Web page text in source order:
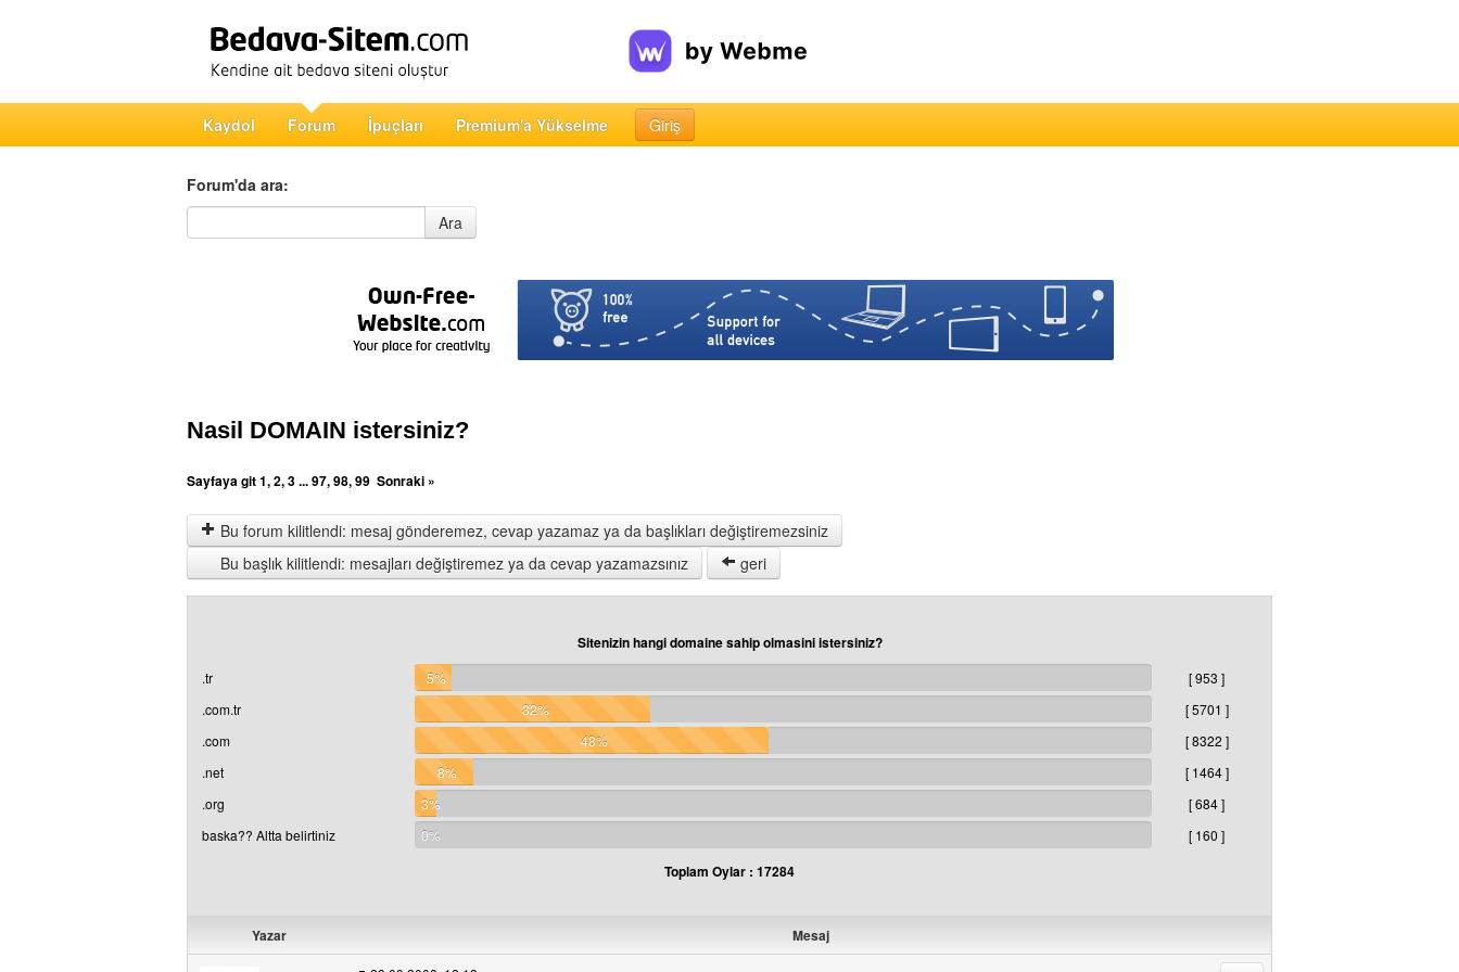
Kaydol Forum İpuçları Premium'a Yükselme Giriş
Forum'da ara:
Forum'da ara
Ara
Nasil DOMAIN istersiniz?
Sayfaya git1,2,3...97,98,99 Sonraki »
Bu forum kilitlendi: mesaj gönderemez, cevap yazamaz ya da başlıkları değiştiremezsiniz
Bu başlık kilitlendi: mesajları değiştiremez ya da cevap yazamazsınız
geri
Sitenizin hangi domaine sahip olmasini istersiniz?
.tr 5%
[ 953 ]
.com.tr
32%
[ 5701 ]
.com
48%
[ 8322 ]
.net
8%
[ 1464 ]
.org
3%
[ 684 ]
baska?? Altta belirtiniz
0% [ 160 ]
Toplam Oylar : 17284
Yazar Mesaj